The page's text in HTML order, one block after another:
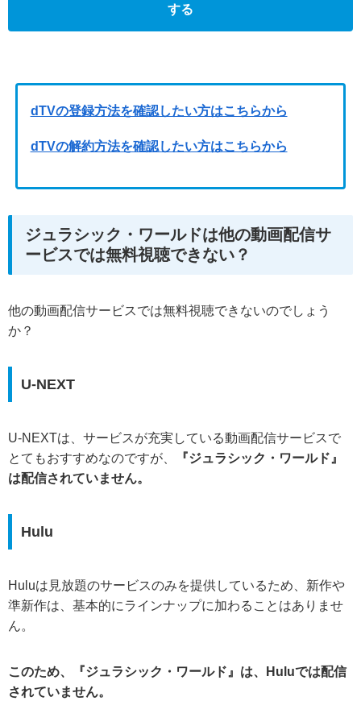
する
dTVの登録方法を確認したい方はこちらから
dTVの解約方法を確認したい方はこちらから
ジュラシック・ワールドは他の動画配信サ
ービスでは無料視聴できない？
他の動画配信サービスでは無料視聴できないのでしょう
か？
U-NEXT
U-NEXTは、サービスが充実している動画配信サービスで
とてもおすすめなのですが、
『ジュラシック・ワールド』
は配信されていません。
Hulu
Huluは見放題のサービスのみを提供しているため、新作や
準新作は、基本的にラインナップに加わることはありませ
ん。
このため、『ジュラシック・ワールド』は、Huluでは配信
されていません。